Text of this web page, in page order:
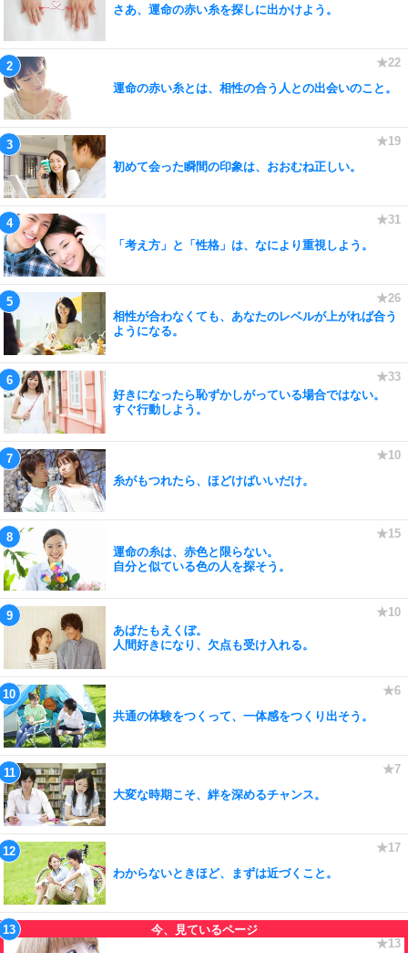
さあ、運命の赤い糸を探しに出かけよう。
運命の赤い糸とは、相性の合う人との出会いのこと。
初めて会った瞬間の印象は、おおむね正しい。
「考え方」と「性格」は、なにより重視しよう。
相性が合わなくても、あなたのレベルが上がれば合う
ようになる。
好きになったら恥ずかしがっている場合ではない。
すぐ行動しよう。
糸がもつれたら、ほどけばいいだけ。
運命の糸は、赤色と限らない。
自分と似ている色の人を探そう。
あばたもえくぼ。
人間好きになり、欠点も受け入れる。
共通の体験をつくって、一体感をつくり出そう。
大変な時期こそ、絆を深めるチャンス。
わからないときほど、まずは近づくこと。